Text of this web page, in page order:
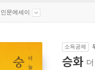
인문에세이
소득공제
승화